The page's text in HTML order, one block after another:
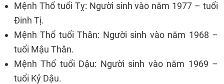
Mệnh Thổ tuổi Tỵ: Người sinh vào năm 1977 – tuổi
Đinh Tị.
Mệnh Thổ tuổi Thân: Người sinh vào năm 1968 –
tuổi Mậu Thân.
Mệnh Thổ tuổi Dậu: Người sinh vào năm 1969 –
tuổi Kỷ Dậu.